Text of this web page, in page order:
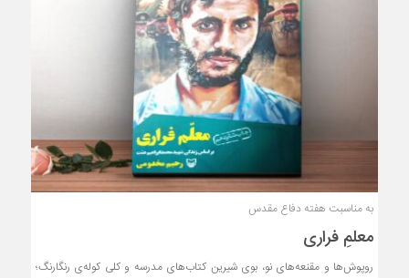
به مناسبت هفته دفاع مقدس
معلمِ فراری
روپوش‌ها و مقنعه‌های نو، بوی شیرین کتاب‌های مدرسه و کلی کوله‌ی رنگارنگ؛